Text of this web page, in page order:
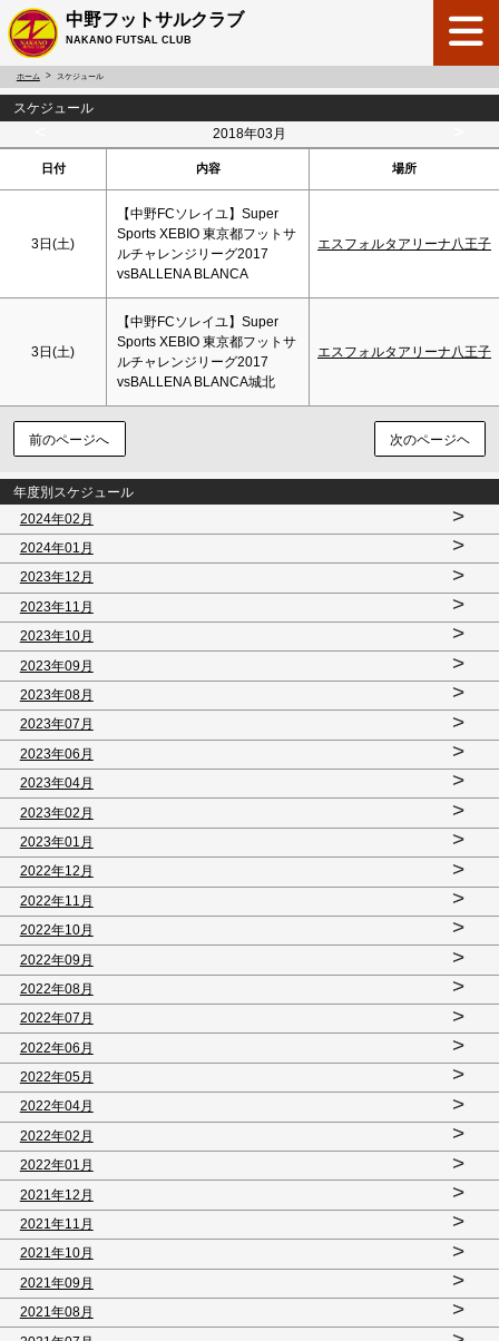
中野フットサルクラブ
NAKANO FUTSAL CLUB
ホーム スケジュール
スケジュール
2018年03月
日付 内容 場所
3日(土)
【中野FCソレイユ】Super
Sports XEBIO 東京都フットサ
ルチャレンジリーグ2017
vsBALLENA BLANCA
エスフォルタアリーナ八王子
3日(土)
【中野FCソレイユ】Super
Sports XEBIO 東京都フットサ
ルチャレンジリーグ2017
vsBALLENA BLANCA城北
エスフォルタアリーナ八王子
前のページへ 次のページヘ
年度別スケジュール
2024年02月
>
2024年01月 >
2023年12月 >
2023年11月 >
2023年10月 >
2023年09月 >
2023年08月 >
2023年07月 >
2023年06月 >
2023年04月 >
2023年02月 >
2023年01月 >
2022年12月 >
2022年11月 >
2022年10月 >
2022年09月 >
2022年08月 >
2022年07月 >
2022年06月 >
2022年05月 >
2022年04月 >
2022年02月 >
2022年01月 >
2021年12月 >
2021年11月 >
2021年10月 >
2021年09月 >
2021年08月 >